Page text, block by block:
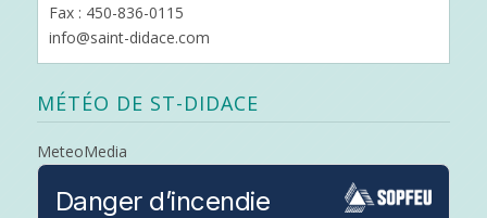
Fax : 450-836-0115
info@saint-didace.com
MÉTÉO DE ST-DIDACE
MeteoMedia
Danger d’incendie